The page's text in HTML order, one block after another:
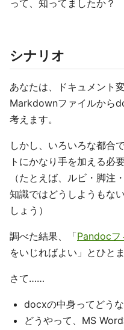
って、知ってましたか？
シナリオ
あなたは、ドキュメント
Markdownファイルから
考えます。
しかし、いろいろな都合
トにかなり手を加える必
（たとえば、ルビ・脚
知識ではどうしようもな
しょう）
調べた結果、「Pandocフ
をいじればよい」とひと
さて……
docxの中身ってどう
どうやって、MS